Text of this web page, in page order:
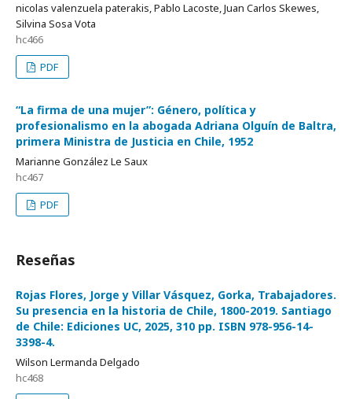
nicolas valenzuela paterakis, Pablo Lacoste, Juan Carlos Skewes,
Silvina Sosa Vota
hc466
PDF
“La firma de una mujer”: Género, política y
profesionalismo en la abogada Adriana Olguín de Baltra,
primera Ministra de Justicia en Chile, 1952
Marianne González Le Saux
hc467
PDF
Reseñas
Rojas Flores, Jorge y Villar Vásquez, Gorka, Trabajadores.
Su presencia en la historia de Chile, 1800-2019. Santiago
de Chile: Ediciones UC, 2025, 310 pp. ISBN 978-956-14-
3398-4.
Wilson Lermanda Delgado
hc468